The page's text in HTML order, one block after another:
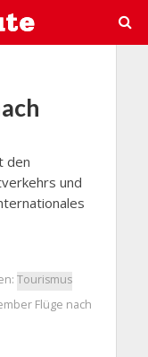
den
und
Tourismus
Flüge nach